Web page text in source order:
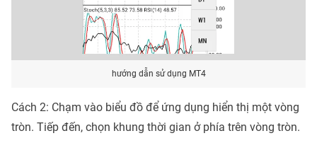
hướng dẫn sử dụng MT4
Cách 2: Chạm vào biểu đồ để ứng dụng hiển thị một vòng
tròn. Tiếp đến, chọn khung thời gian ở phía trên vòng tròn.